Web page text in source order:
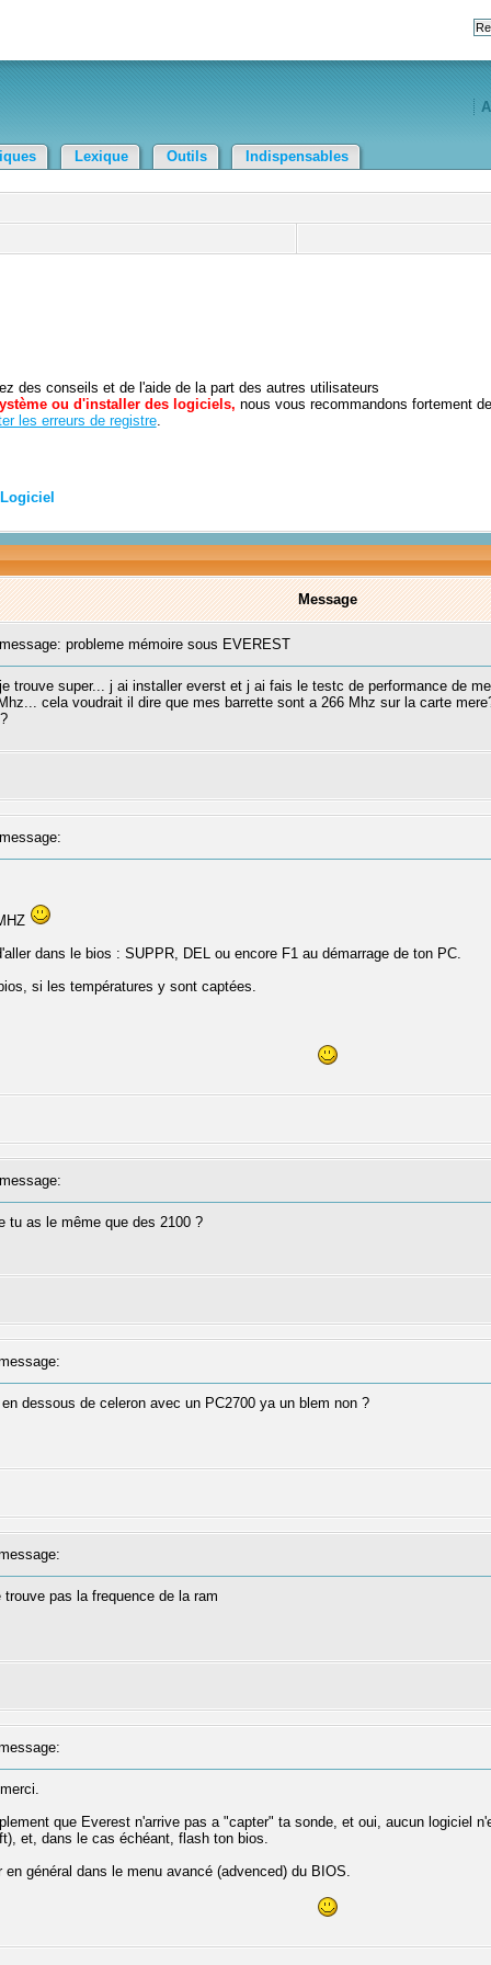
Lexique Outils Indispensables
des conseils et de l'aide de la part des autres utilisateurs
ou d'installer des logiciels, nous vous recommandons fortement de
les erreurs de registre.
Logiciel
Message
probleme mémoire sous EVEREST
trouve super... j ai installer everst et j ai fais le testc de performance de
cela voudrait il dire que mes barrette sont a 266 Mhz sur la carte
dans le bios : SUPPR, DEL ou encore F1 au démarrage de ton PC.
si les températures y sont captées.
tu as le même que des 2100 ?
dessous de celeron avec un PC2700 ya un blem non ?
pas la frequence de la ram
que Everest n'arrive pas a "capter" ta sonde, et oui, aucun logiciel
et, dans le cas échéant, flash ton bios.
général dans le menu avancé (advenced) du BIOS.